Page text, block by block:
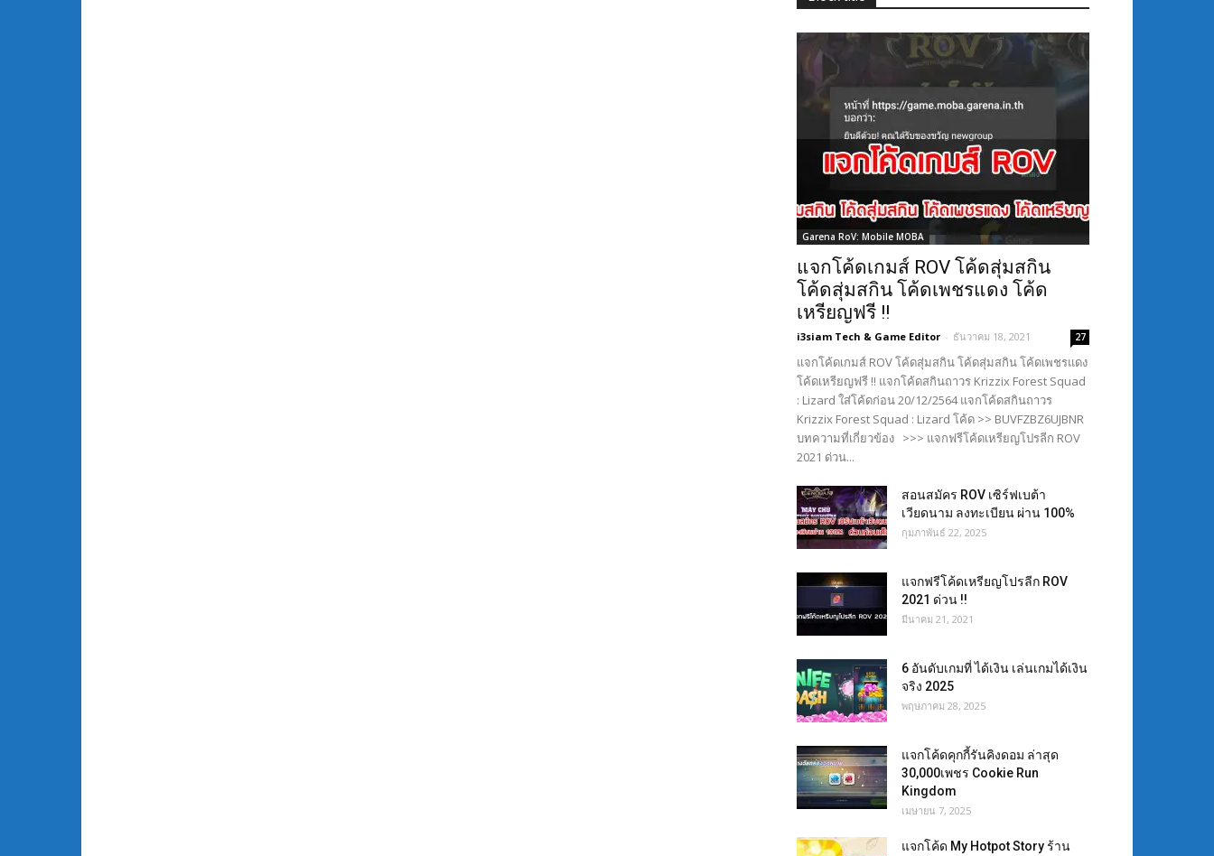
Garena RoV: Mobile MOBA
แจกโค้ดเกมส์ ROV โค้ดสุ่มสกิน
โค้ดสุ่มสกิน โค้ดเพชรแดง โค้ด
เหรียญฟรี !!
i3siam Tech & Game Editor - ธันวาคม 18, 2021 27
แจกโค้ดเกมส์ ROV โค้ดสุ่มสกิน โค้ดสุ่มสกิน โค้ดเพชรแดง
โค้ดเหรียญฟรี !! แจกโค้ดสกินถาวร Krizzix Forest Squad
: Lizard ใส่โค้ดก่อน 20/12/2564 แจกโค้ดสกินถาวร
Krizzix Forest Squad : Lizard โค้ด >> BUVFZBZ6UJBNR
บทความที่เกี่ยวข้อง >>> แจกฟรีโค้ดเหรียญโปรลีก ROV
2021 ด่วน...
สอนสมัคร ROV เซิร์ฟเบต้า
เวียดนาม ลงทะเบียน ผ่าน 100%
กุมภาพันธ์ 22, 2025
แจกฟรีโค้ดเหรียญโปรลีก ROV
2021 ด่วน !!
มีนาคม 21, 2021
6 อันดับเกมที่ ได้เงิน เล่นเกมได้เงิน
จริง 2025
พฤษภาคม 28, 2025
แจกโค้ดคุกกี้รันคิงดอม ล่าสุด
30,000เพชร Cookie Run
Kingdom
เมษายน 7, 2025
แจกโค้ด My Hotpot Story ร้าน